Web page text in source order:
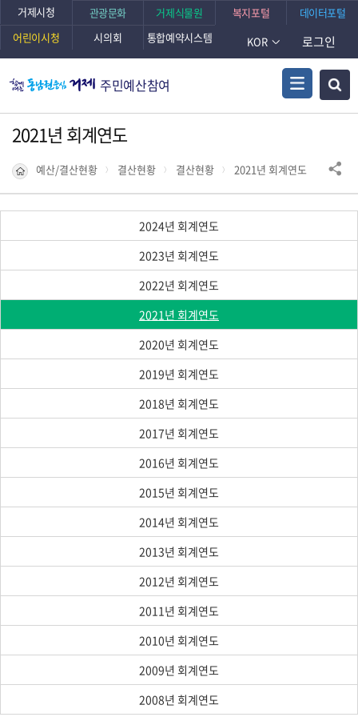
거제시청 관광문화 거제식물원 복지포털
데이터포털
어린이시청
시의회 통합예약시스템 KOR 로그인
주민예산참여
2021년 회계연도
예산/결산현황 결산현황 결산현황 2021년 회계연도
2024년 회계연도
2023년 회계연도
2022년 회계연도
2021년 회계연도
2020년 회계연도
2019년 회계연도
2018년 회계연도
2017년 회계연도
2016년 회계연도
2015년 회계연도
2014년 회계연도
2013년 회계연도
2012년 회계연도
2011년 회계연도
2010년 회계연도
2009년 회계연도
2008년 회계연도